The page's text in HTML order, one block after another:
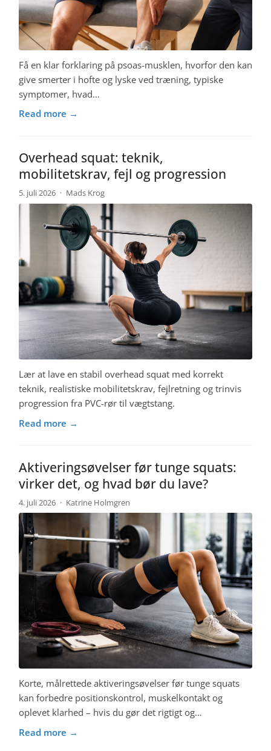
Få en klar forklaring på psoas-musklen, hvorfor den kan
give smerter i hofte og lyske ved træning, typiske
symptomer, hvad…
Read more →
Overhead squat: teknik,
mobilitetskrav, fejl og progression
5. juli 2026 · Mads Krog
Lær at lave en stabil overhead squat med korrekt
teknik, realistiske mobilitetskrav, fejlretning og trinvis
progression fra PVC-rør til vægtstang.
Read more →
Aktiveringsøvelser før tunge squats:
virker det, og hvad bør du lave?
4. juli 2026 · Katrine Holmgren
Korte, målrettede aktiveringsøvelser før tunge squats
kan forbedre positionskontrol, muskelkontakt og
oplevet klarhed – hvis du gør det rigtigt og…
Read more →